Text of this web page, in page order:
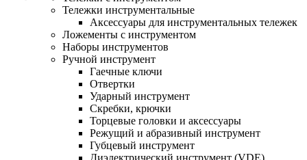
Тележки инструментальные
Аксессуары для инструментальных тележек
Ложементы с инструментом
Наборы инструментов
Ручной инструмент
Гаечные ключи
Отвертки
Ударный инструмент
Скребки, крючки
Торцевые головки и аксессуары
Режущий и абразивный инструмент
Губцевый инструмент